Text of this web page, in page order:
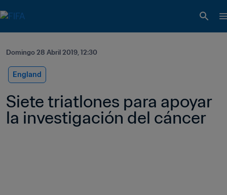
Domingo 28 Abril 2019, 12:30
England
Siete triatlones para apoyar
la investigación del cáncer